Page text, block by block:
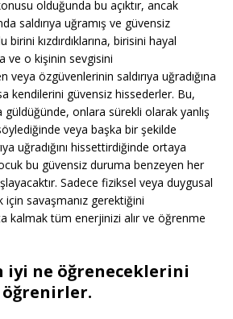
olduğunda bu açıktır, ancak
saldırıya uğramış ve güvensiz
kızdırdıklarına, birisini hayal
ve o kişinin sevgisini
veya özgüvenlerinin saldırıya uğradığına
kendilerini güvensiz hissederler. Bu,
onlara sürekli olarak yanlış
veya başka bir şekilde
uğradığını hissettirdiğinde ortaya
bu güvensiz duruma benzeyen her
Sadece fiziksel veya duygusal
savaşmanız gerektiğini
kalmak tüm enerjinizi alır ve öğrenme
iyi ne öğreneceklerini